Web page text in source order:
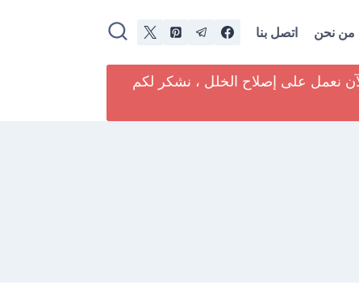
من نحن اتصل بنا
نعمل على إصلاح الخلل ، نشكر لكم